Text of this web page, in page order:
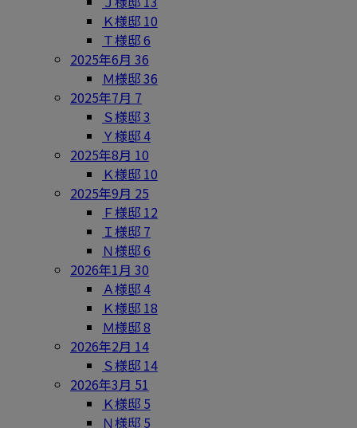
Ｋ様邸 10
Ｔ様邸6
2025年6月 36
Ｍ様邸36
2025年7月 7
Ｓ様邸3
Ｙ様邸4
2025年8月 10
Ｋ様邸 10
2025年9月 25
Ｆ様邸 12
Ｉ様邸 7
Ｎ様邸6
2026年1月 30
Ａ様邸4
Ｋ様邸 18
Ｍ様邸8
2026年2月 14
Ｓ様邸 14
2026年3月 51
Ｋ様邸 5
Ｎ様邸 5